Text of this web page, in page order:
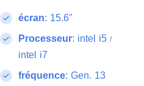
écran: 15.6"
Processeur: intel i5 /
intel i7
fréquence: Gen. 13